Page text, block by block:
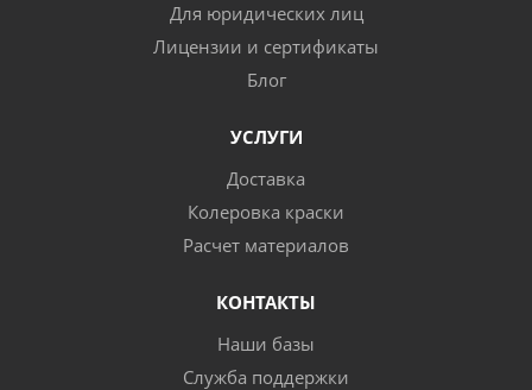
Для юридических лиц
Лицензии и сертификаты
Блог
УСЛУГИ
Доставка
Колеровка краски
Расчет материалов
КОНТАКТЫ
Наши базы
Служба поддержки